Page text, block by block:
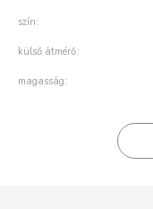
szín
külső átmérő
magasság